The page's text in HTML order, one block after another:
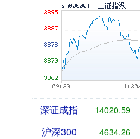
深证成指 14020.59
沪深300 4634.26